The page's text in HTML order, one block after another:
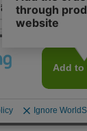
レビューの書き方
ポンの使い方
品特約について
いてのお問い合わせ